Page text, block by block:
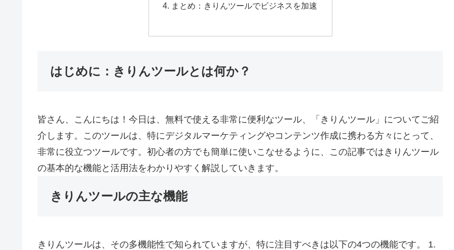
まとめ：きりんツールでビジネスを加速
はじめに：きりんツールとは何か？
皆さん、こんにちは！今日は、無料で使える非常に便利なツール、「きりんツール」についてご紹
介します。このツールは、特にデジタルマーケティングやコンテンツ作成に携わる方々にとって、
非常に役立つツールです。初心者の方でも簡単に使いこなせるように、この記事ではきりんツール
の基本的な機能と活用法をわかりやすく解説していきます。
きりんツールの主な機能
きりんツールは、その多機能性で知られていますが、特に注目すべきは以下の4つの機能です。 1.